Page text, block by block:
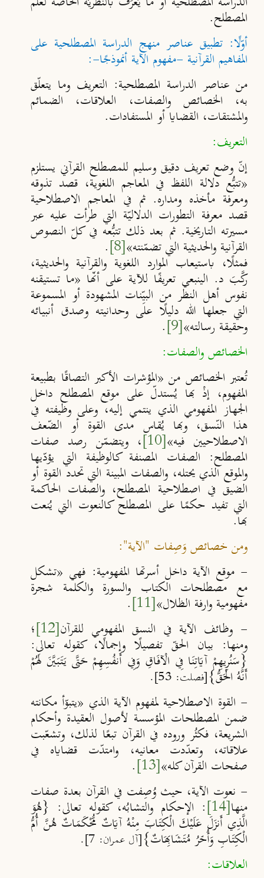
المصطلح.
أوّلًا: تطبيق عناصر منهج الدراسة المصطلحية على
المفاهيم القرآنية -مفهوم الآية أنموذجًا-:
من عناصر الدراسة المصطلحية: التعريف وما يتعلّق
به، الخصائص والصفات، العلاقات، الضمائم
والمشتقات، القضايا أو المستفادات.
التعريف:
إنّ وضع تعريف دقيق وسليم للمصطلح القرآني يستلزم
«تتبُّع دلالة اللفظ في المعاجم اللغوية، قصد تذوقه
ومعرفة مأخذه ومداره. ثم في المعاجم الاصطلاحية
قصد معرفة التطورات الدلاليّة التي طرأت عليه عبر
مسيرته التاريخية. ثم بعد ذلك تتبُعه في كلّ النصوص
القرآنية والحديثية التي تضمّنته»
[8]
.
فمثلًا، باستيعاب الموارد اللغوية والقرآنية والحديثية،
ركَّبَ د. الينبعي تعريفًا للآية على أنّها «ما تستيقنه
نفوس أهل النظر من البيِّنات المشهودة أو المسموعة
التي جعلها الله دليلًا على وحدانيته وصدق أنبيائه
وحقيقة رسالته»
[9]
.
الخصائص والصفات:
تُعتبر الخصائص من «المؤشرات الأكبر التصاقًا بطبيعة
المفهوم، إذْ بها يُستدلّ على موقع المصطلح داخل
الجهاز المفهومي الذي ينتمي إليه، وعلى وظيفته في
هذا النّسق، وبها يُقاس مدى القوة أو الضّعف
الاصطلاحيين فيه»[10] ، ويتضمّن رصد صفات
المصطلح: الصفات المصنفة كالوظيفة التي يؤدّيها
والموقع الذي يحتله، والصفات المبينة التي تحدد القوة أو
الضيق في اصطلاحية المصطلح، والصفات الحاكمة
التي تفيد حكمًا على المصطلح كالنعوت التي يُنعت
بها.
ومن خصائص وَصِفات "الآية":
- موقع الآية داخل أسرتها المفهومية: فهي «تشكل
مع مصطلحات الكتاب والسورة والكلمة شجرة
مفهومية وارفة الظلال»[11]
.
- وظائف الآية في النسق المفهومي للقرآن[12] ؛
ومنها: بيان الحقّ تفصيلًا وإجمالًا، كقوله تعالى:
{سَنُرِيهِمْ آيَاتِنَا فِي الْآفَاقِ وَفِي أَنفُسِهِمْ حَتَّى يَتَبَيَّنَ لَهُمْ
أَنَّهُ الْحَقُّ}[فصلت: 53].
- القوة الاصطلاحية لمفهوم الآية الذي «يتبوّأ مكانته
ضمن المصطلحات المؤسسة لأصول العقيدة وأحكام
الشريعة، فكثُر وروده في القرآن تبعًا لذلك، وتشعّبت
علاقاته، وتعدّدت معانيه، وامتدّت قضاياه في
صفحات القرآن كله»[13]
.
- نعوت الآية، حيث وُصِفت في القرآن بعدة صفات
منها[14] : الإحكام والتشابُه، كقوله تعالى: {هُوَ
الَّذِي أَنزَلَ عَلَيْكَ الْكِتَابَ مِنْهُ آيَاتٌ مُّحْكَمَاتٌ هُنَّ أُمُّ
الْكِتَابِ وَأُخَرُ مُتَشَابِهَاتٌ}[آل عمران: 7].
العلاقات: